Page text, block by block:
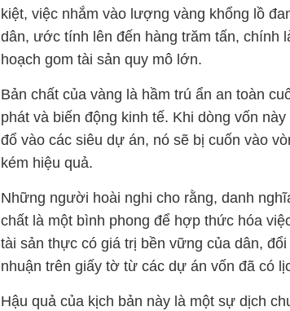
kiệt, việc nhắm vào lượng vàng khổng lồ
dân, ước tính lên đến hàng trăm tấn, chính
hoạch gom tài sản quy mô lớn.
Bản chất của vàng là hầm trú ẩn an toàn
phát và biến động kinh tế. Khi dòng vốn
đổ vào các siêu dự án, nó sẽ bị cuốn vào
kém hiệu quả.
Những người hoài nghi cho rằng, danh
chất là một bình phong để hợp thức hóa
tài sản thực có giá trị bền vững của dân,
nhuận trên giấy tờ từ các dự án vốn đã có
Hậu quả của kịch bản này là một sự dịch